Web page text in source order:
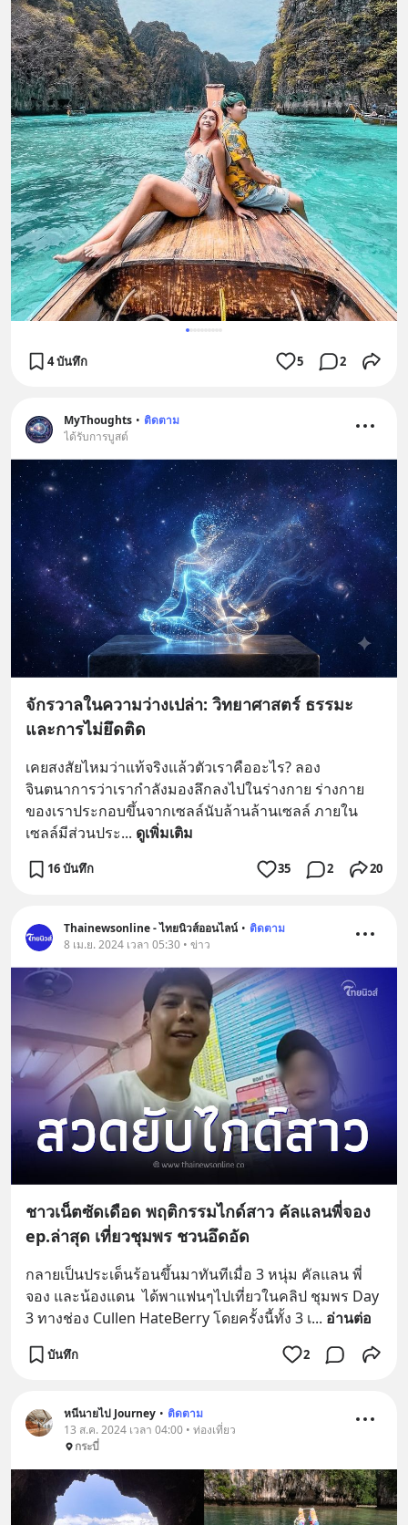
4 บันทึก 5 2
MyThoughts • ติดตาม
ได้รับการบูสต์
จักรวาลในความว่างเปล่า: วิทยาศาสตร์ ธรรมะ
และการไม่ยึดติด
เคยสงสัยไหมว่าแท้จริงแล้วตัวเราคืออะไร? ลอง
จินตนาการว่าเรากำลังมองลึกลงไปในร่างกาย ร่างกาย
ของเราประกอบขึ้นจากเซลล์นับล้านล้านเซลล์ ภายใน
เซลล์มีส่วนประ... ดูเพิ่มเติม
16 บันทึก 35 2 20
Thainewsonline - ไทยนิวส์ออนไลน์ • ติดตาม
8 เม.ย. 2024 เวลา 05:30 • ข่าว
ชาวเน็ตซัดเดือด พฤติกรรมไกด์สาว คัลแลนพี่จอง
ep.ล่าสุด เที่ยวชุมพร ชวนอึดอัด
กลายเป็นประเด็นร้อนขึ้นมาทันทีเมื่อ 3 หนุ่ม คัลแลน พี่
จอง และน้องแดน  ได้พาแฟนๆไปเที่ยวในคลิป ชุมพร Day
3 ทางช่อง Cullen HateBerry โดยครั้งนี้ทั้ง 3 เ... อ่านต่อ
บันทึก 2
หนีนายไป Journey • ติดตาม
13 ส.ค. 2024 เวลา 04:00 • ท่องเที่ยว
กระบี่